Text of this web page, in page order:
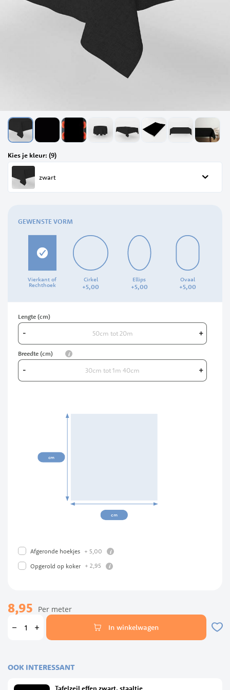
naar
begin
van
gallerij
Kies je kleur: (9)
zwart
GEWENSTE VORM
Vierkant of
Rechthoek
Cirkel
+5,00
Ellips
+5,00
Ovaal
+5,00
Lengte (cm)
- +
Breedte (cm) info
- +
cm
cm
Afgeronde hoekjes + 5, 00 info
Opgerold op koker + 2,95 info
8,95 Per meter
In winkelwagen
OOK INTERESSANT
Tafelzeil effen zwart, staaltje